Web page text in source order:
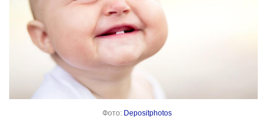
Фото: Depositphotos